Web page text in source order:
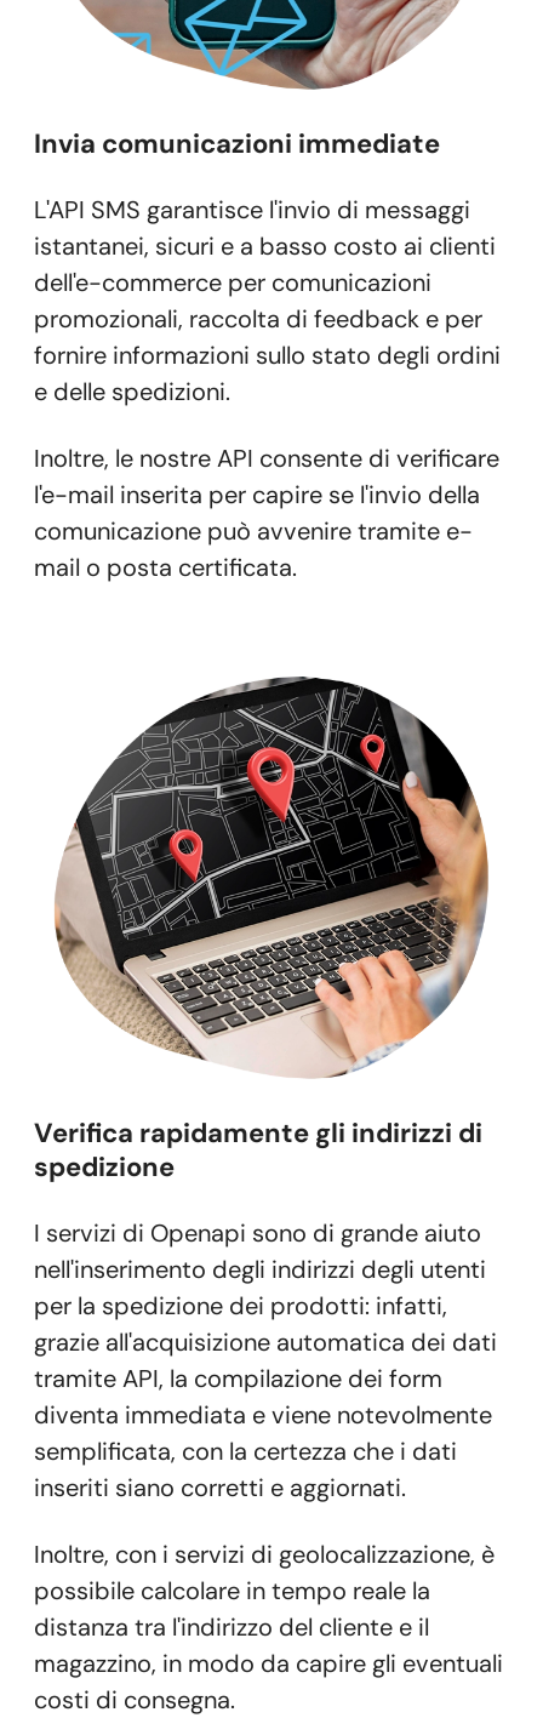
Invia comunicazioni immediate
L'API SMS garantisce l'invio di messaggi
istantanei, sicuri e a basso costo ai clienti
dell'e-commerce per comunicazioni
promozionali, raccolta di feedback e per
fornire informazioni sullo stato degli ordini
e delle spedizioni.
Inoltre, le nostre API consente di verificare
l'e-mail inserita per capire se l'invio della
comunicazione può avvenire tramite e-
mail o posta certificata.
Verifica rapidamente gli indirizzi di
spedizione
I servizi di Openapi sono di grande aiuto
nell'inserimento degli indirizzi degli utenti
per la spedizione dei prodotti: infatti,
grazie all'acquisizione automatica dei dati
tramite API, la compilazione dei form
diventa immediata e viene notevolmente
semplificata, con la certezza che i dati
inseriti siano corretti e aggiornati.
Inoltre, con i servizi di geolocalizzazione, è
possibile calcolare in tempo reale la
distanza tra l'indirizzo del cliente e il
magazzino, in modo da capire gli eventuali
costi di consegna.